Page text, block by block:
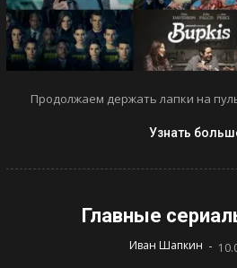
Продолжаем держать лапки на
Узнать
Главные
Иван Шапкин -